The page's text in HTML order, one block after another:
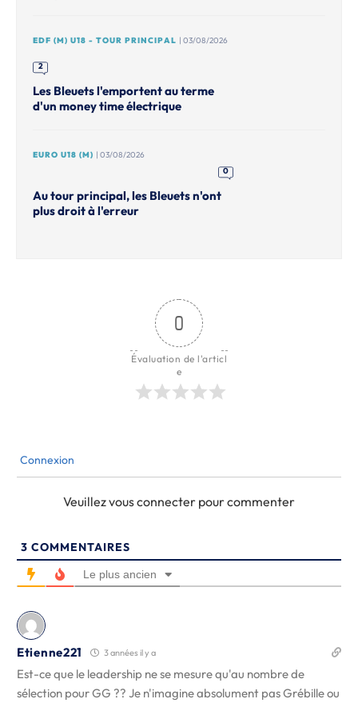
EDF (M) U18 - TOUR PRINCIPAL | 03/08/2026
2
Les Bleuets l'emportent au terme
d'un money time électrique
EURO U18 (M) | 03/08/2026
0
Au tour principal, les Bleuets n'ont
plus droit à l'erreur
0
Évaluation de l'articl
e
Connexion
Veuillez vous connecter pour commenter
3 COMMENTAIRES
Le plus ancien
Etienne221 3 années il y a
Est-ce que le leadership ne se mesure qu'au nombre de
sélection pour GG ?? Je n'imagine absolument pas Grébille ou